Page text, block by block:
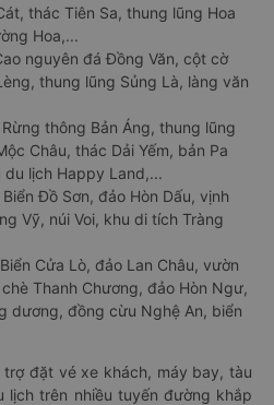
thác Tiên Sa, thung lũng Hoa
Hoa,...
nguyên đá Đồng Văn, cột cờ
thung lũng Sủng Là, làng văn
Rừng thông Bản Áng, thung lũng
Châu, thác Dải Yếm, bản Pa
du lịch Happy Land,...
Biển Đồ Sơn, đảo Hòn Dấu, vịnh
Vỹ, núi Voi, khu di tích Tràng
Biển Cửa Lò, đảo Lan Châu, vườn
Thanh Chương, đảo Hòn Ngư,
dương, đồng cừu Nghệ An, biển
trợ đặt vé xe khách, máy bay, tàu
lịch trên nhiều tuyến đường khắp